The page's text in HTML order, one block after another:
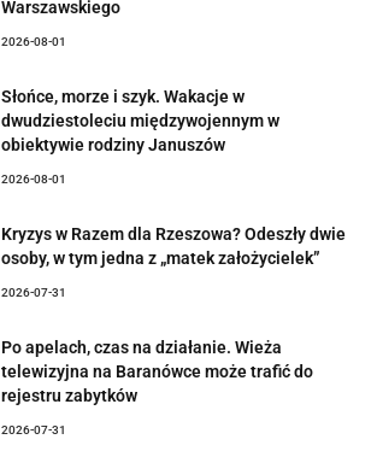
Warszawskiego
2026-08-01
Słońce, morze i szyk. Wakacje w
dwudziestoleciu międzywojennym w
obiektywie rodziny Januszów
2026-08-01
Kryzys w Razem dla Rzeszowa? Odeszły dwie
osoby, w tym jedna z „matek założycielek”
2026-07-31
Po apelach, czas na działanie. Wieża
telewizyjna na Baranówce może trafić do
rejestru zabytków
2026-07-31